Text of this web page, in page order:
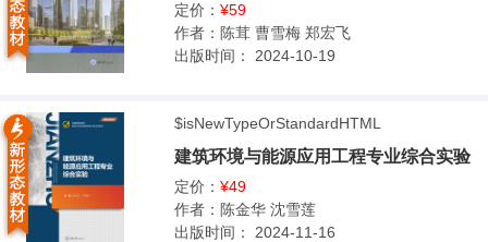
定价： ¥59
作者： 陈茸 曹雪梅 郑宏飞
出版时间：
2024-10-19
$isNewTypeOrStandardHTML
建筑环境与能源应用工程专业综合实验
定价： ¥49
作者： 陈金华 沈雪莲
出版时间：
2024-11-16